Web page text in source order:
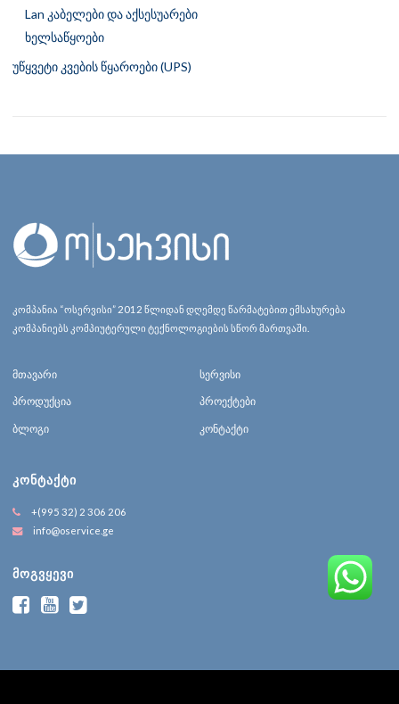
Lan კაბელები და აქსესუარები
ხელსაწყოები
უწყვეტი კვების წყაროები (UPS)
კომპანია “ოსერვისი” 2012 წლიდან დღემდე წარმატებით ემსახურება
კომპანიებს კომპიუტერული ტექნოლოგიების სწორ მართვაში.
მთავარი სერვისი
პროდუქცია პროექტები
ბლოგი კონტაქტი
ᲙᲝᲜᲢᲐᲥᲢᲘ
+(995 32) 2 306 206
info@oservice.ge
ᲛᲝᲒᲕᲧᲔᲕᲘ